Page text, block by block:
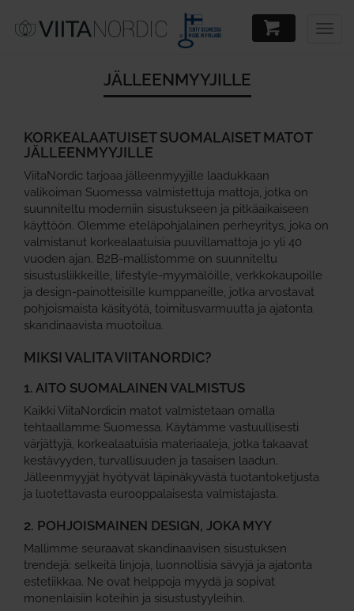
JÄLLEENMYYJILLE
KORKEALAATUISET SUOMALAISET MATOT
JÄLLEENMYYJILLE
ViitaNordic tarjoaa jälleenmyyjille laadukkaan
valikoiman Suomessa valmistettuja mattoja, jotka on
suunniteltu moderniin sisustukseen ja pitkäaikaiseen
käyttöön. Olemme eteläpohjalainen perheyritys, joka on
valmistanut korkealaatuisia puuvillamattoja jo yli 40
vuoden ajan. B2B‑mallistomme on suunniteltu
sisustusliikkeille, lifestyle‑myymälöille, verkkokaupoille
ja design‑painotteisille kumppaneille, jotka arvostavat
pohjoismaista käsityötä, toimitusvarmuutta ja ajatonta
skandinaavista muotoilua.
MIKSI VALITA VIITANORDIC?
1. AITO SUOMALAINEN VALMISTUS
Kaikki ViitaNordicin matot valmistetaan omalla
tehtaallamme Suomessa. Käytämme vastuullisesti
värjättyjä, korkealaatuisia materiaaleja, jotka takaavat
kestävyyden, turvallisuuden ja tasaisen laadun.
Jälleenmyyjät hyötyvät läpinäkyvästä tuotantoketjusta
ja luotettavasta eurooppalaisesta valmistajasta.
2. POHJOISMAINEN DESIGN, JOKA MYY
Mallimme seuraavat skandinaavisen sisustuksen
trendejä: selkeitä linjoja, luonnollisia sävyjä ja ajatonta
estetiikkaa. Ne ovat helppoja myydä ja sopivat
monenlaisiin koteihin ja sisustustyyleihin.